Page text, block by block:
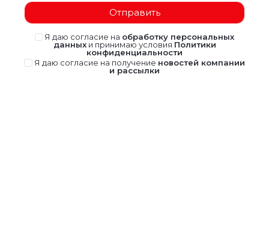
Отправить
Я даю согласие на обработку персональных
данныхи принимаю условия Политики
конфиденциальности
Я даю согласие на получение новостей компании
и рассылки